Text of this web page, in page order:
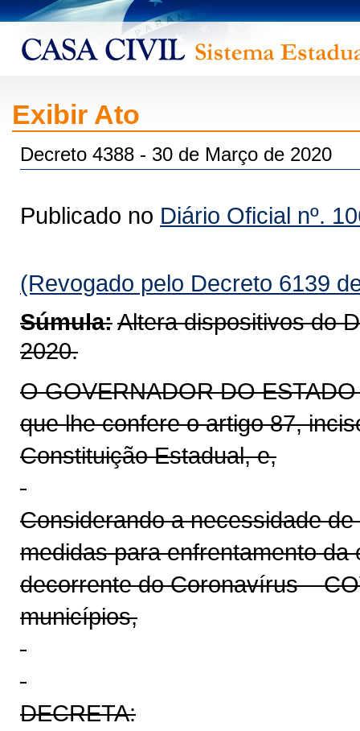
Exibir Ato
Decreto 4388 - 30 de Março de 2020
Publicado no Diário Oficial nº.
(Revogado pelo Decreto 6139
Súmula:Altera dispositivos do
2020.
O GOVERNADOR DO
que lhe confere o artigo 87,
Constituição Estadual, e,
Considerando a necessidade
medidas para enfrentamento
decorrente do Coronavírus –
municípios,
DECRETA: